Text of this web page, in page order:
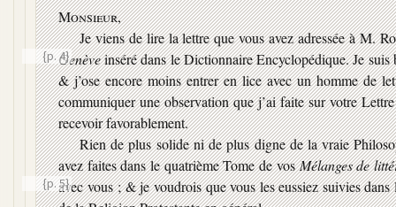
Monsieur,
Je viens de lire la lettre que vous avez adressée à M.
Genèveinséré dans le Dictionnaire Encyclopédique.
{p. 4}
Je suis
& j’ose encore moins entrer en lice avec un homme de
communiquer une observation que j’ai faite sur votre
recevoir favorablement.
Rien de plus solide ni de plus digne de la vraie
avez faites dans le quatrième Tome de vosMélanges de
avec vous ; & je voudrois que vous les eussiez suivies
{p. 5}